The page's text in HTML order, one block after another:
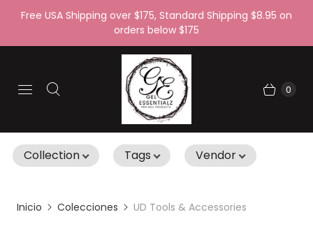
Free USA Shipping over $175, Standard Shipping $8.95 on
orders below $175
0
Collection Tags Vendor
Inicio Colecciones UD Tools & Accessories